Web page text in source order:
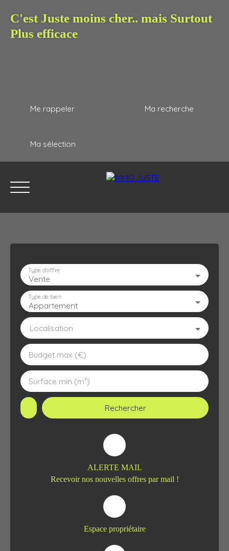
C'est Juste moins cher.. mais Surtout
Plus efficace
Me rappeler Ma recherche
Ma sélection
ACCUEIL ESTIMATION
Vente
Type d'offre
Appartement
Type de bien
Localisation
Budget max (€)
Surface min (m²)
Rechercher
ALERTE MAIL
Recevoir nos nouvelles offres par mail !
Espace propriétaire